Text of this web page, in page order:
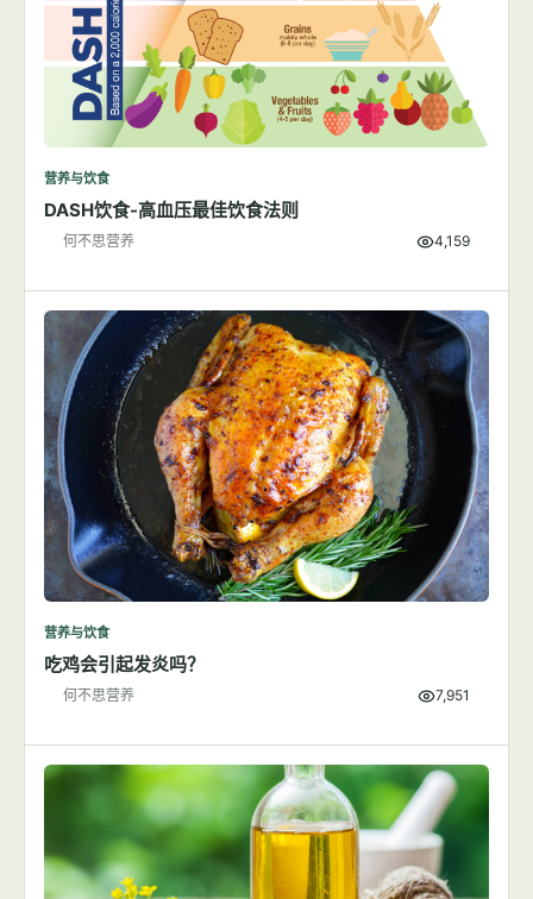
营养与饮食
DASH饮食-高血压最佳饮食法则
何不思营养 4,159
营养与饮食
吃鸡会引起发炎吗？
何不思营养 7,951